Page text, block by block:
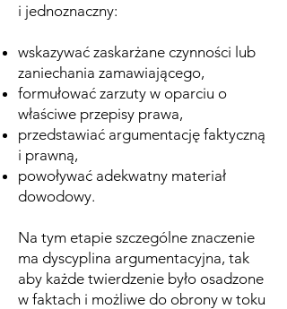
i jednoznaczny:
wskazywać zaskarżane czynności lub
zaniechania zamawiającego,
formułować zarzuty w oparciu o
właściwe przepisy prawa,
przedstawiać argumentację faktyczną
i prawną,
powoływać adekwatny materiał
dowodowy.
Na tym etapie szczególne znaczenie
ma dyscyplina argumentacyjna, tak
aby każde twierdzenie było osadzone
w faktach i możliwe do obrony w toku